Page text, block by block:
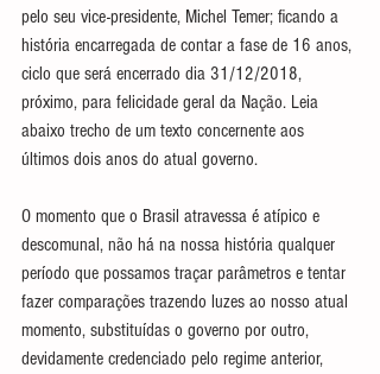
pelo seu vice-presidente, Michel Temer; ficando a
história encarregada de contar a fase de 16 anos,
ciclo que será encerrado dia 31/12/2018,
próximo, para felicidade geral da Nação. Leia
abaixo trecho de um texto concernente aos
últimos dois anos do atual governo.
O momento que o Brasil atravessa é atípico e
descomunal, não há na nossa história qualquer
período que possamos traçar parâmetros e tentar
fazer comparações trazendo luzes ao nosso atual
momento, substituídas o governo por outro,
devidamente credenciado pelo regime anterior,